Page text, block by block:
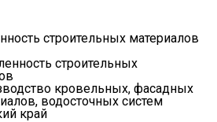
строительных материалов
строительных
кровельных, фасадных
водосточных систем
край